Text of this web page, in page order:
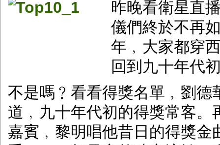
昨晚看衛星直
儀們終於不再
年﹐大家都穿
回到九十年代
不是嗎﹖看看得獎名單﹐劉
道﹐九十年代初的得獎常客
嘉賓﹐黎明唱他昔日的得獎